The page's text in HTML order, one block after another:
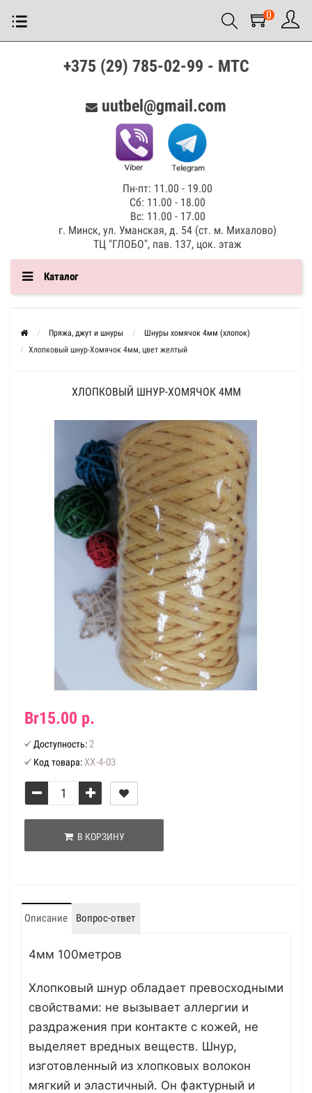
0
+375 (29) 785-02-99 - МТС
uutbel@gmail.com
Пн-пт: 11.00 - 19.00
Сб: 11.00 - 18.00
Вс: 11.00 - 17.00
г. Минск, ул. Уманская, д. 54 (ст. м. Михалово)
ТЦ "ГЛОБО", пав. 137, цок. этаж
Каталог
Пряжа, джут и шнуры
Шнуры хомячок 4мм (хлопок)
Хлопковый шнур-Хомячок 4мм, цвет желтый
ХЛОПКОВЫЙ ШНУР-ХОМЯЧОК 4ММ
Br15.00 р.
Доступность: 2
Код товара:ХХ-4-03
В КОРЗИНУ
Описание Вопрос-ответ
4мм 100метров
Хлопковый шнур обладает превосходными
свойствами: не вызывает аллергии и
раздражения при контакте с кожей, не
выделяет вредных веществ. Шнур,
изготовленный из хлопковых волокон
мягкий и эластичный. Он фактурный и